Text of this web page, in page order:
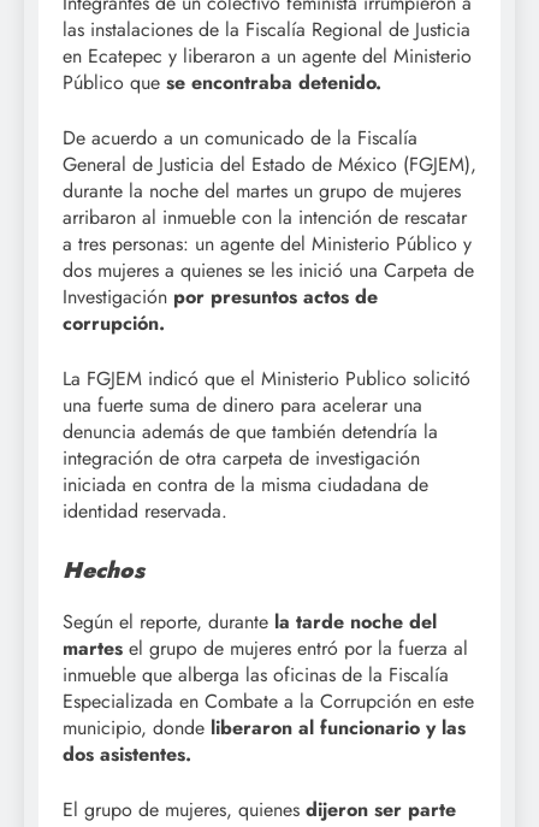
las instalaciones de la Fiscalía Regional de Justicia
en Ecatepec y liberaron a un agente del Ministerio
Público que se encontraba detenido.
De acuerdo a un comunicado de la Fiscalía
General de Justicia del Estado de México (FGJEM),
durante la noche del martes un grupo de mujeres
arribaron al inmueble con la intención de rescatar
a tres personas: un agente del Ministerio Público y
dos mujeres a quienes se les inició una Carpeta de
Investigación por presuntos actos de
corrupción.
La FGJEM indicó que el Ministerio Publico solicitó
una fuerte suma de dinero para acelerar una
denuncia además de que también detendría la
integración de otra carpeta de investigación
iniciada en contra de la misma ciudadana de
identidad reservada.
Hechos
Según el reporte, durante la tarde noche del
martes el grupo de mujeres entró por la fuerza al
inmueble que alberga las oficinas de la Fiscalía
Especializada en Combate a la Corrupción en este
municipio, donde liberaron al funcionario y las
dos asistentes.
El grupo de mujeres, quienes dijeron ser parte